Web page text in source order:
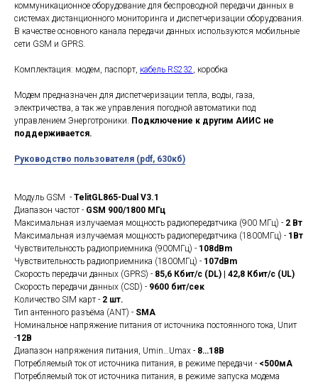
коммуникационное оборудование для беспроводной передачи данных в
системах дистанционного мониторинга и диспетчеризации оборудования.
В качестве основного канала передачи данных используются мобильные
сети GSM и GPRS.
Комплектация: модем, паспорт, кабель RS232, коробка
Модем предназначен для диспетчеризации тепла, воды, газа,
электричества, а так же управления погодной автоматики под
управлением Энерготроники. Подключение к другим АИИС не
поддерживается.
Руководство пользователя (pdf, 630кб)
Модуль GSM - TelitGL865-Dual V3.1
Диапазон частот - GSM 900/1800 МГц
Максимальная излучаемая мощность радиопередатчика (900 МГц) - 2 Вт
Максимальная излучаемая мощность радиопередатчика (1800МГц) - 1Вт
Чувствительность радиоприемника (900МГц) - 108dBm
Чувствительность радиоприемника (1800МГц) - 107dBm
Скорость передачи данных (GPRS) - 85,6 Кбит/с (DL) | 42,8 Кбит/с (UL)
Скорость передачи данных (CSD) - 9600 бит/сек
Количество SIM карт - 2 шт.
Тип антенного разъёма (ANT) - SMA
Номинальное напряжение питания от источника постоянного тока, Uпит
-12В
Диапазон напряжения питания, Umin…Umax - 8…18В
Потребляемый ток от источника питания, в режиме передачи - <500мА
Потребляемый ток от источника питания, в режиме запуска модема